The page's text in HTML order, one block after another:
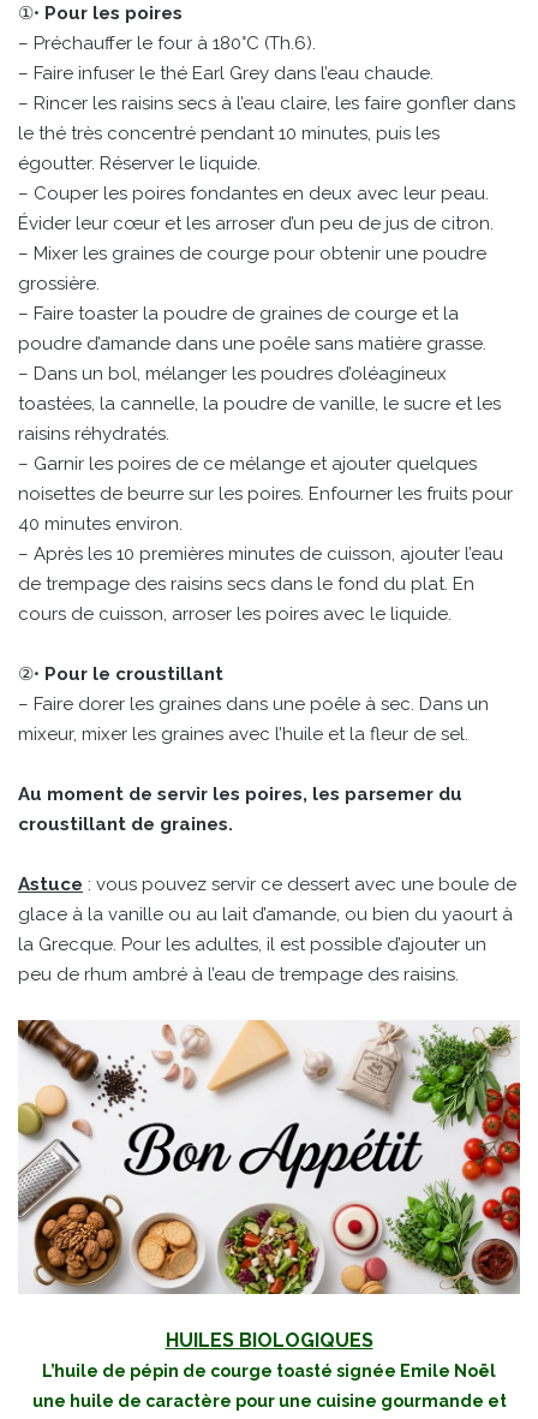
①• Pour les poires
– Préchauffer le four à 180°C (Th.6).
– Faire infuser le thé Earl Grey dans l’eau chaude.
– Rincer les raisins secs à l’eau claire, les faire gonfler dans
le thé très concentré pendant 10 minutes, puis les
égoutter. Réserver le liquide.
– Couper les poires fondantes en deux avec leur peau.
Évider leur cœur et les arroser d’un peu de jus de citron.
– Mixer les graines de courge pour obtenir une poudre
grossière.
– Faire toaster la poudre de graines de courge et la
poudre d’amande dans une poêle sans matière grasse.
– Dans un bol, mélanger les poudres d’oléagineux
toastées, la cannelle, la poudre de vanille, le sucre et les
raisins réhydratés.
– Garnir les poires de ce mélange et ajouter quelques
noisettes de beurre sur les poires. Enfourner les fruits pour
40 minutes environ.
– Après les 10 premières minutes de cuisson, ajouter l’eau
de trempage des raisins secs dans le fond du plat. En
cours de cuisson, arroser les poires avec le liquide.
②• Pour le croustillant
– Faire dorer les graines dans une poêle à sec. Dans un
mixeur, mixer les graines avec l’huile et la fleur de sel.
Au moment de servir les poires, les parsemer du
croustillant de graines.
Astuce : vous pouvez servir ce dessert avec une boule de
glace à la vanille ou au lait d’amande, ou bien du yaourt à
la Grecque. Pour les adultes, il est possible d’ajouter un
peu de rhum ambré à l’eau de trempage des raisins.
HUILES BIOLOGIQUES
L’huile de pépin de courge toasté signée Emile Noël
une huile de caractère pour une cuisine gourmande et